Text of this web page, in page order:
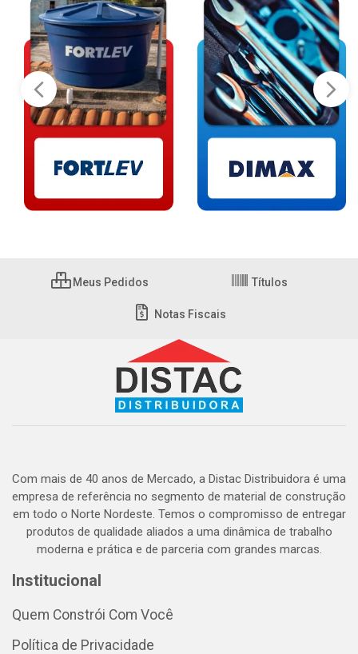
Meus Pedidos Títulos
Notas Fiscais
Com mais de 40 anos de Mercado, a Distac Distribuidora é uma
empresa de referência no segmento de material de construção
em todo o Norte Nordeste. Temos o compromisso de entregar
produtos de qualidade aliados a uma dinâmica de trabalho
moderna e prática e de parceria com grandes marcas.
Institucional
Quem Constrói Com Você
Política de Privacidade